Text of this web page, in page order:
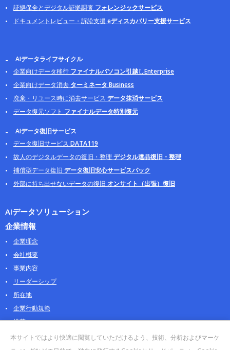
証拠保全とデジタル証拠調査 フォレンジックサービス
ドキュメントレビュー・訴訟支援 eディスカバリー支援サービス
AIデータライフサイクル
企業向けデータ移行 ファイナルパソコン引越しEnterprise
企業向けデータ消去 ターミネータ Business
廃棄・リユース時に消去サービス データ抹消サービス
データ復元ソフト ファイナルデータ特別復元
AIデータ復旧サービス
データ復旧サービス DATA119
故人のデジタルデータの復旧・整理 デジタル遺品復旧・整理
補償型データ復旧 データ復旧安心サービスパック
外部に持ち出せないデータの復旧 オンサイト（出張）復旧
AIデータソリューション
企業情報
企業理念
会社概要
事業内容
リーダーシップ
所在地
企業行動規範
沿革
採用情報
パートナー
本サイトではより快適に閲覧していただけるよう、技術、分析およびマーケ